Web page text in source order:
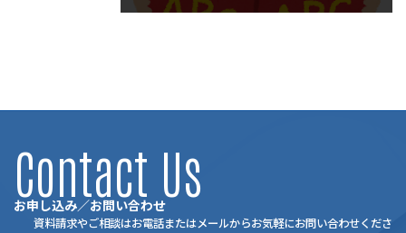
お申し込み／お問い合わせ
Contact Us
資料請求やご相談はお電話またはメールからお気軽にお問い合わせくださ